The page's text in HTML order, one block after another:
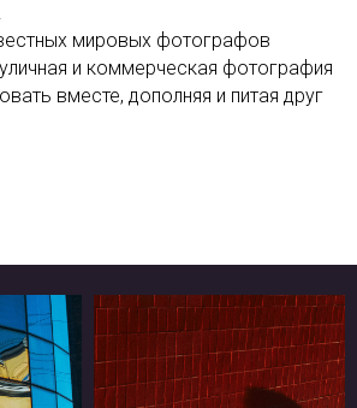
мировых фотографов
и коммерческая фотография
вместе, дополняя и питая друг